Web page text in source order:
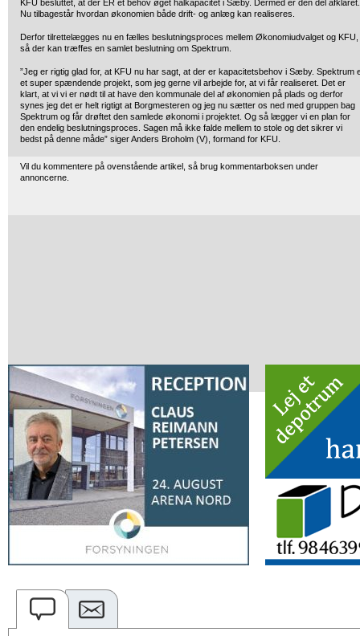
KFU besluttet, at der ER et behov øget halkapacitet i Sæby. Dermed er den del afklaret.
Nu tilbagestår hvordan økonomien både drift- og anlæg kan realiseres.
Derfor tilrettelægges nu en fælles beslutningsproces mellem Økonomiudvalget og KFU,
så der kan træffes en samlet beslutning om Spektrum.
”Jeg er rigtig glad for, at KFU nu har sagt, at der er kapacitetsbehov i Sæby. Spektrum
et super spændende projekt, som jeg gerne vil arbejde for, at vi får realiseret. Det er
klart, at vi vi er nødt til at have den kommunale del af økonomien på plads og derfor
synes jeg det er helt rigtigt at Borgmesteren og jeg nu sætter os ned med gruppen bag
Spektrum og får drøftet den samlede økonomi i projektet. Og så lægger vi en plan for
den endelig beslutningsproces. Sagen må ikke falde mellem to stole og det sikrer vi
bedst på denne måde” siger Anders Broholm (V), formand for KFU.
Vil du kommentere på ovenstående artikel, så brug kommentarboksen under
annoncerne.